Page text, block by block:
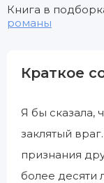
Книга в
романы
Краткое
Я бы сказала,
заклятый
признания
более десяти